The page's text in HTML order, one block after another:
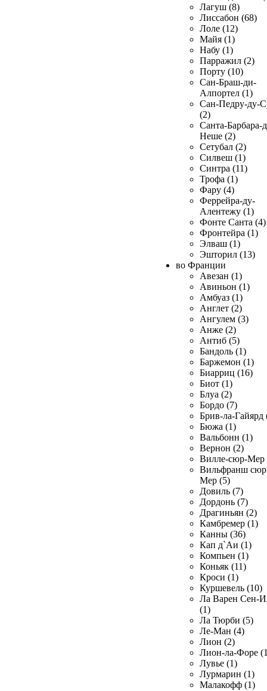
Лагуш (8)
Лиссабон (68)
Лоле (12)
Майя (1)
Набу (1)
Парражил (2)
Порту (10)
Сан-Браш-ди-
Алпортел (1)
Сан-Педру-ду-
(2)
Санта-Барбара-
Неше (2)
Сетубал (2)
Силвеш (1)
Синтра (11)
Трофа (1)
Фару (4)
Феррейра-ду-
Алентежу (1)
Фонте Санта (4)
Фронтейра (1)
Элваш (1)
Эшторил (13)
во Франции
Авезан (1)
Авиньон (1)
Амбуаз (1)
Англет (2)
Ангулем (3)
Анже (2)
Антиб (5)
Бандоль (1)
Баржемон (1)
Биарриц (16)
Биот (1)
Блуа (2)
Бордо (7)
Брив-ла-Гайярд
Бюжа (1)
Вальбонн (1)
Вернон (2)
Вилле-сюр-Мер
Вильфранш сюр
Мер (5)
Довиль (7)
Дордонь (7)
Драгиньян (2)
Камбремер (1)
Канны (36)
Кап д`Аи (1)
Компьен (1)
Коньяк (11)
Кроси (1)
Куршевель (10)
Ла Варен Сен-
(1)
Ла Тюрби (5)
Ле-Ман (4)
Лион (2)
Лион-ла-Форе
Лувье (1)
Лурмарин (1)
Малакофф (1)